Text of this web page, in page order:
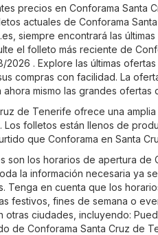
precios en Conforama Santa
actuales de Conforama
, siempre encontrará las
el folleto más reciente de
. Explore las últimas
compras con facilidad. La
mismo las grandes ofertas
de Tenerife ofrece una
folletos están llenos de
que Conforama en Santa
son los horarios de apertura de
la información necesaria ya
. Tenga en cuenta que los
festivos, fines de semana o
otras ciudades, incluyendo:
de Conforama Santa Cruz de